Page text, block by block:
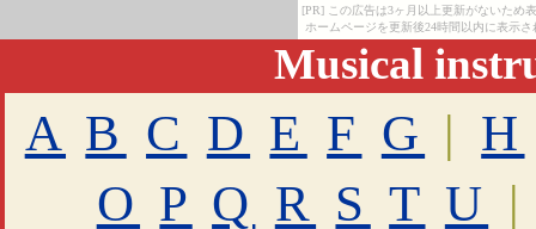
[PR] この広告は3ヶ月以上更新がないため
ホームページを更新後24時間以内に表示
Musical
A B C D E F G | H
O P Q R S T U |